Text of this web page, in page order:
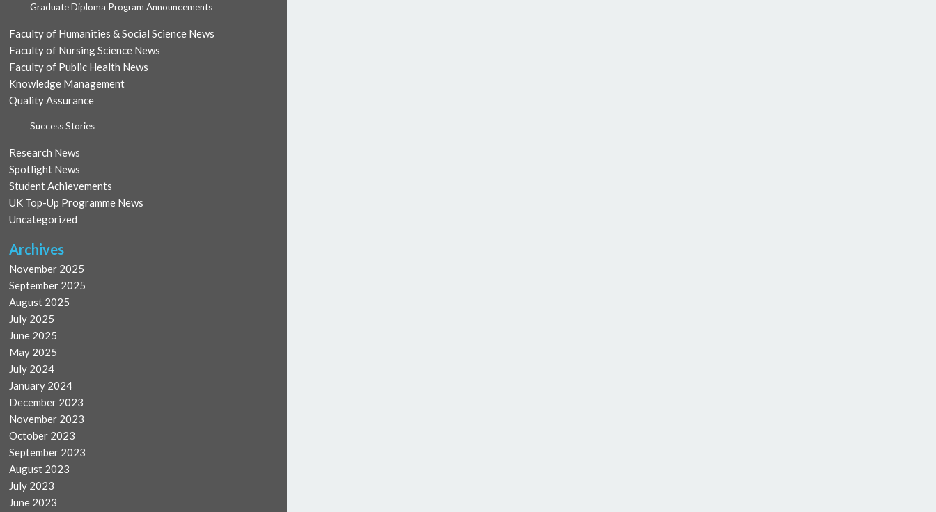
Graduate Diploma Program Announcements
Faculty of Humanities & Social Science News
Faculty of Nursing Science News
Faculty of Public Health News
Knowledge Management
Quality Assurance
Success Stories
Research News
Spotlight News
Student Achievements
UK Top-Up Programme News
Uncategorized
Archives
November 2025
September 2025
August 2025
July 2025
June 2025
May 2025
July 2024
January 2024
December 2023
November 2023
October 2023
September 2023
August 2023
July 2023
June 2023